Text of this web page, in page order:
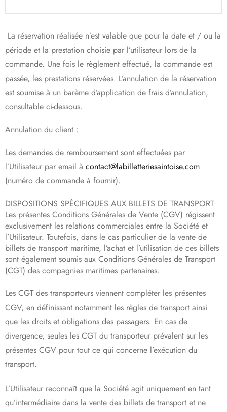
La réservation réalisée n’est valable que pour la date et / ou la
période et la prestation choisie par l’utilisateur lors de la
commande. Une fois le règlement effectué, la commande est
passée, les prestations réservées. L’annulation de la réservation
est soumise à un barème d’application de frais d’annulation,
consultable ci-dessous.
Annulation du client :
Les demandes de remboursement sont effectuées par
l’Utilisateur par email à contact@labilletteriesaintoise.com
(numéro de commande à fournir).
DISPOSITIONS SPÉCIFIQUES AUX BILLETS DE TRANSPORT
Les présentes Conditions Générales de Vente (CGV) régissent
exclusivement les relations commerciales entre la Société et
l’Utilisateur. Toutefois, dans le cas particulier de la vente de
billets de transport maritime, l’achat et l’utilisation de ces billets
sont également soumis aux Conditions Générales de Transport
(CGT) des compagnies maritimes partenaires.
Les CGT des transporteurs viennent compléter les présentes
CGV, en définissant notamment les règles de transport ainsi
que les droits et obligations des passagers. En cas de
divergence, seules les CGT du transporteur prévalent sur les
présentes CGV pour tout ce qui concerne l’exécution du
transport.
L’Utilisateur reconnaît que la Société agit uniquement en tant
qu’intermédiaire dans la vente des billets de transport et ne